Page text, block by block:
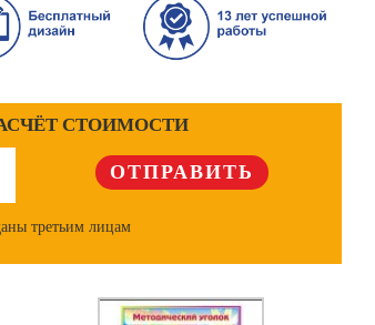
СТОИМОСТИ
третьим лицам